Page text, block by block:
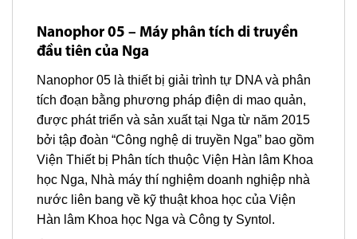
Nanophor 05 – Máy phân tích di truyền
đầu tiên của Nga
Nanophor 05 là thiết bị giải trình tự DNA và phân
tích đoạn bằng phương pháp điện di mao quản,
được phát triển và sản xuất tại Nga từ năm 2015
bởi tập đoàn “Công nghệ di truyền Nga” bao gồm
Viện Thiết bị Phân tích thuộc Viện Hàn lâm Khoa
học Nga, Nhà máy thí nghiệm doanh nghiệp nhà
nước liên bang về kỹ thuật khoa học của Viện
Hàn lâm Khoa học Nga và Công ty Syntol.